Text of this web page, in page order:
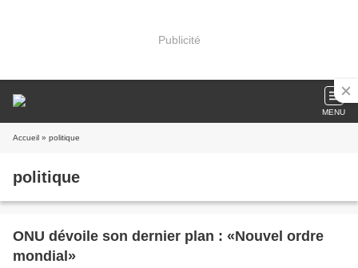
Publicité
MENU
Accueil » politique
politique
ONU dévoile son dernier plan : «Nouvel ordre
mondial»